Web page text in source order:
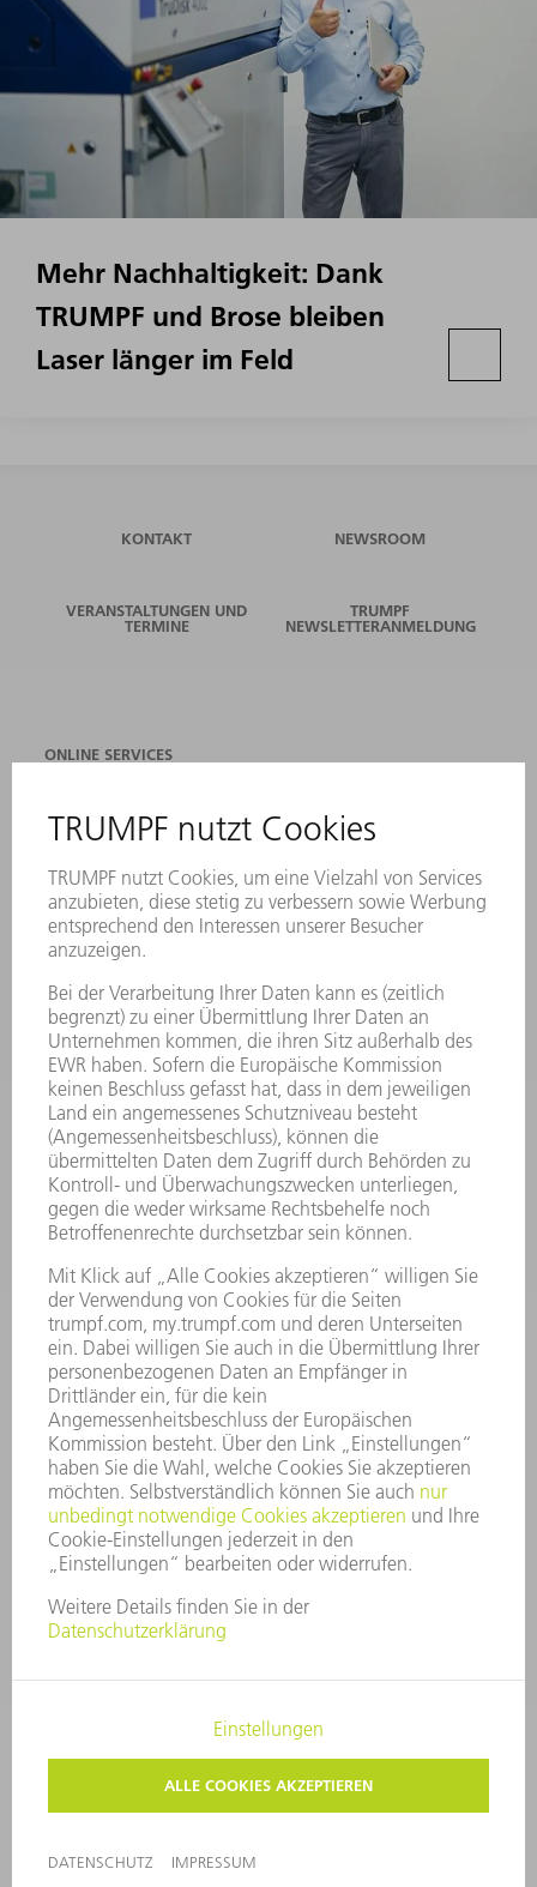
Mehr Nachhaltigkeit: Dank
TRUMPF und Brose bleiben
Laser länger im Feld
KONTAKT NEWSROOM
VERANSTALTUNGEN UND
TERMINE
TRUMPF
NEWSLETTERANMELDUNG
ONLINE SERVICES
STANDORTE
NEWSLETTER-ANMELDUNG
MYTRUMPF
SICHERHEITSDATENBLÄTTER
PRODUKTE
LASER
LEISTUNGSELEKTRONIK
ELEKTROWERKZEUGE
SMART FACTORY
SOFTWARE
SERVICES
ANWENDUNGEN
BRANCHEN
UNTERNEHMEN
KARRIERE
STELLENANGEBOTE
VORSTAND
GESCHÄFTSBERICHT
UNTERNEHMENSGRUNDSÄTZE
COMPLIANCE
HINWEISGEBERSYSTEM
SECURITY
PRESSEMITTEILUNGEN
MAGAZINE
LIEFERANTEN
NACHHALTIGKEIT
UMWELT & KLIMA
SOZIALES & GESELLSCHAFT
UNTERNEHMENSFÜHRUNG
IMPRESSUM DATENSCHUTZ
COPYRIGHT
PRIVATSPHÄRE-EINSTELLUNGEN